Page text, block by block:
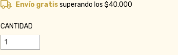
Envío gratissuperando los$40.000
CANTIDAD